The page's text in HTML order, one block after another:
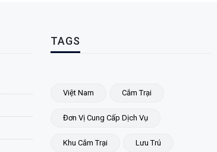
TAGS
Việt Nam Cắm Trại
Đơn Vị Cung Cấp Dịch Vụ
Khu Cắm Trại Lưu Trú